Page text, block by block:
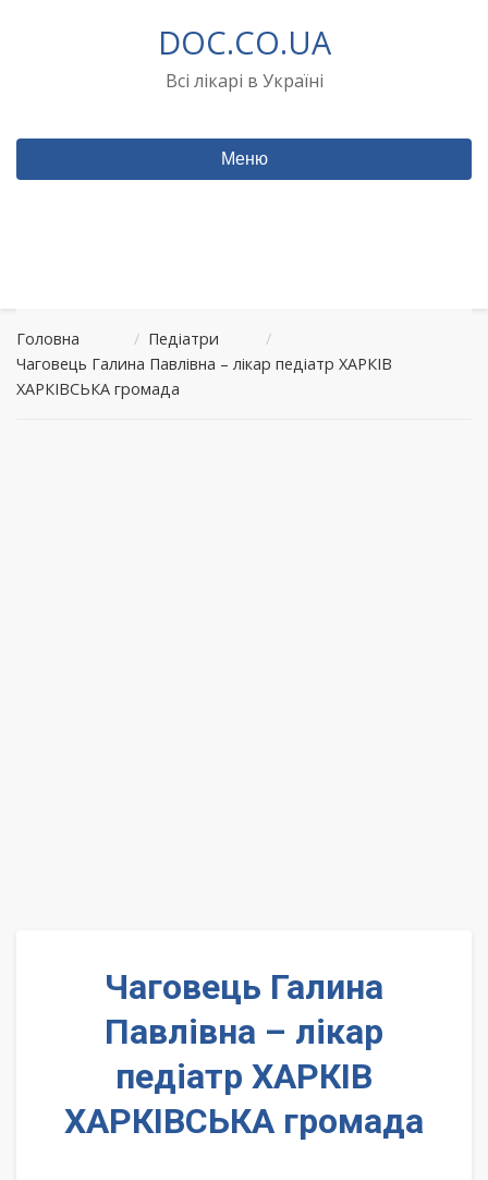
DOC.CO.UA
Всі лікарі в Україні
Меню
Головна / Педіатри
/
Чаговець Галина Павлівна – лікар педіатр ХАРКІВ
ХАРКІВСЬКА громада
Чаговець Галина
Павлівна – лікар
педіатр ХАРКІВ
ХАРКІВСЬКА громада